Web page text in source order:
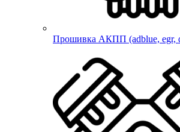
Прошивка АКПП (adblue, egr,